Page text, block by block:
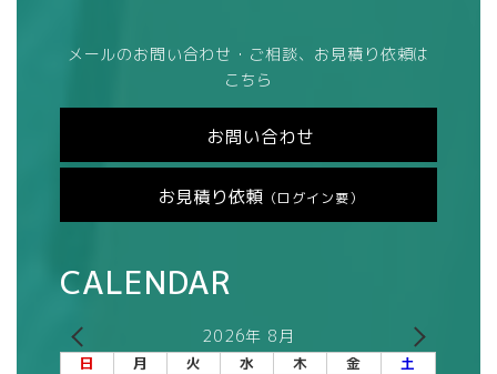
メールのお問い合わせ・ご相談、お見積り依頼は
こちら
お問い合わせ
お見積り依頼 （ログイン要）
CALENDAR
2026年 8月
日 月 火 水 木 金 土